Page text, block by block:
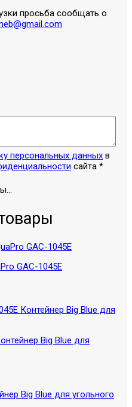
просьба сообщать о
персональных данных в
сайта *
GAC-1045E
Big Blue для